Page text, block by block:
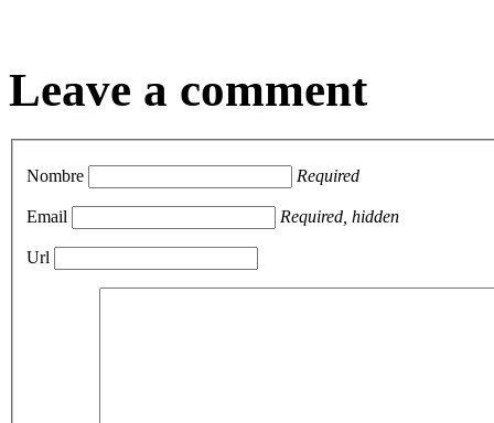
Leave a comment
Nombre Required
Email Required, hidden
Url